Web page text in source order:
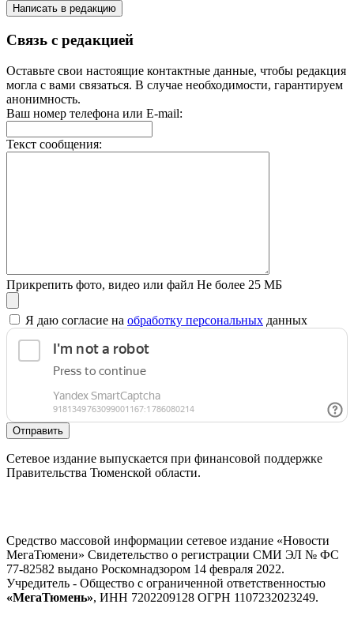
Написать в редакцию
Связь с редакцией
Оставьте свои настоящие контактные данные, чтобы редакция
могла с вами связаться. В случае необходимости, гарантируем
анонимность.
Ваш номер телефона или E-mail:
Текст сообщения:
Прикрепить фото, видео или файл Не более 25 МБ
Я даю согласие на обработку персональных данных
Отправить
Сетевое издание выпускается при финансовой поддержке
Правительства Тюменской области.
Средство массовой информации сетевое издание «Новости
МегаТюмени» Свидетельство о регистрации СМИ ЭЛ № ФС
77-82582 выдано Роскомнадзором 14 февраля 2022.
Учредитель - Общество с ограниченной ответственностью
«МегаТюмень», ИНН 7202209128 ОГРН 1107232023249.